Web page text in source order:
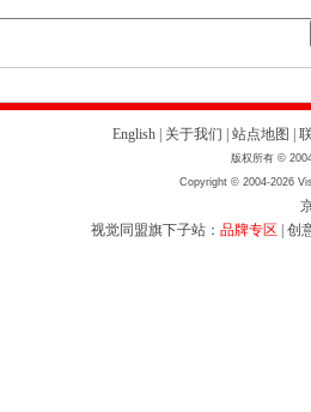
English 关于我们 站点地图
版权所有 ©
Copyright © 2004-2026
视觉同盟旗下子站： 品牌专区 创